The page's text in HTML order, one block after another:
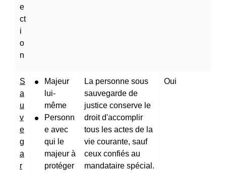
e
ct
i
o
n
S
a
u
v
e
g
a
r
Majeur
lui-
même
Personn
e avec
qui le
majeur à
protéger
La personne sous
sauvegarde de
justice conserve le
droit d'accomplir
tous les actes de la
vie courante, sauf
ceux confiés au
mandataire spécial.
Oui